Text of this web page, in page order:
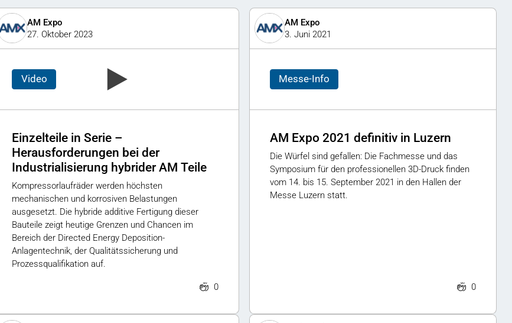
AM Expo
27. Oktober 2023
Video
Einzelteile in Serie –
Herausforderungen bei der
Industrialisierung hybrider AM Teile
Kompressorlaufräder werden höchsten
mechanischen und korrosiven Belastungen
ausgesetzt. Die hybride additive Fertigung dieser
Bauteile zeigt heutige Grenzen und Chancen im
Bereich der Directed Energy Deposition-
Anlagentechnik, der Qualitätssicherung und
Prozessqualifikation auf.
0
AM Expo
3. Juni 2021
Messe-Info
AM Expo 2021 definitiv in Luzern
Die Würfel sind gefallen: Die Fachmesse und das
Symposium für den professionellen 3D-Druck finden
vom 14. bis 15. September 2021 in den Hallen der
Messe Luzern statt.
0